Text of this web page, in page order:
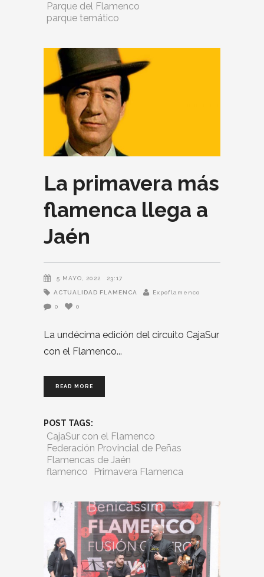
Parque del Flamenco
parque temático
La primavera más
flamenca llega a
Jaén
5 MAYO, 2022 23:17
ACTUALIDAD FLAMENCA Expoflamenco
0 0
La undécima edición del circuito CajaSur
con el Flamenco
READ MORE
POST TAGS:
CajaSur con el Flamenco
Federación Provincial de Peñas
Flamencas de Jaén
flamenco
Primavera Flamenca